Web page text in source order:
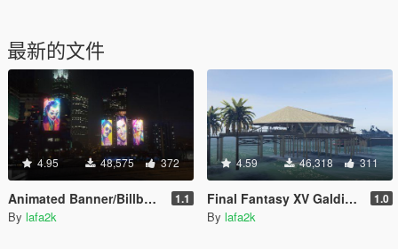
最新的文件
4.95 48,575 372
Animated Banner/Billboard [Add-On] 1.1
By lafa2k
4.59 46,318 311
Final Fantasy XV Galdin Quay [Add-On SP | OIV / FiveM] 1.0
By lafa2k